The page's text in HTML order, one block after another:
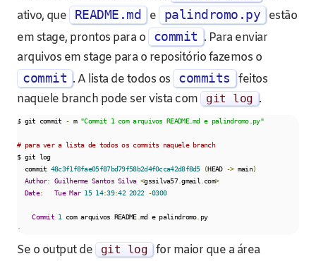
ativo, que
README.md e palindromo.py
estão
em stage, prontos para o
commit . Para enviar
arquivos em stage para o repositório fazemos o
commit . A lista de todos os commits
feitos
naquele branch pode ser vista com
git log .
$ git commit - m "Commit 1 com arquivos README.md e palindromo.py"
# para ver a lista de todos os commits naquele branch
$ git log
  commit
48c3f1f8fae05f87bd79f58b2d4f0cca42d8f8d5 (HEAD -> main)
Author: Guilherme Santos Silva <gssilva57.gmail com>
Date: Tue Mar 15 14:39:42 2022 -0300
Commit 1 com arquivos README. md e palindromo.
py
:
Se o output de git log for maior que a área